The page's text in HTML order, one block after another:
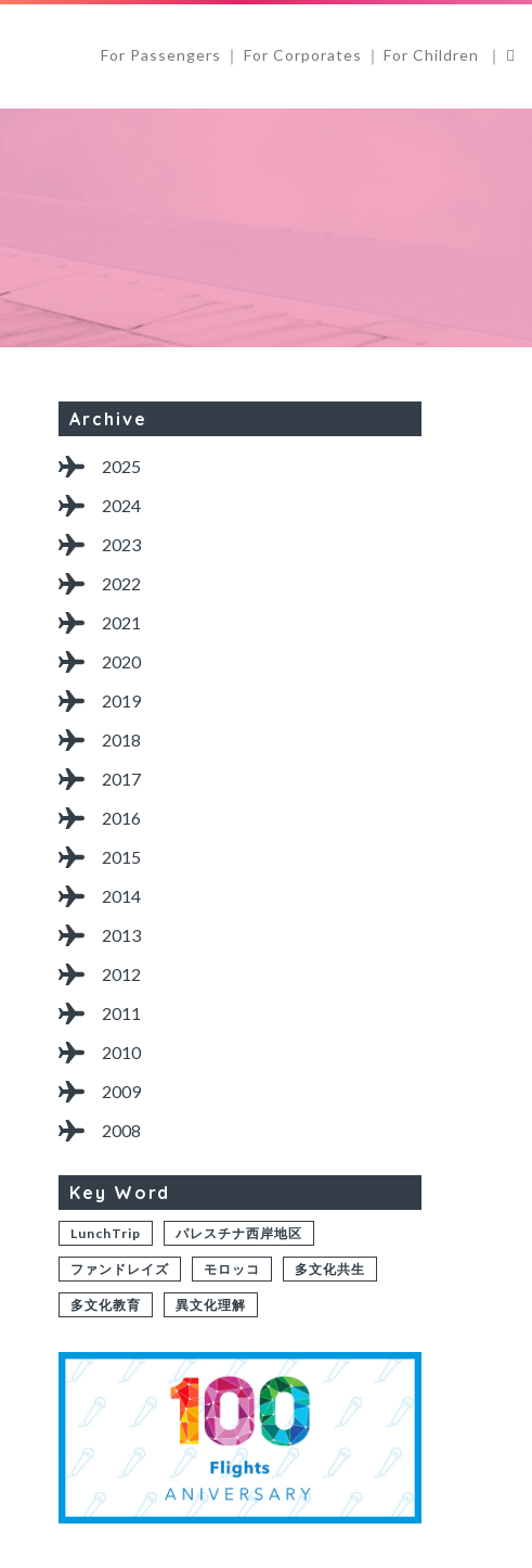
For Passengers For Corporates For Children
Archive
2025
2024
2023
2022
2021
2020
2019
2018
2017
2016
2015
2014
2013
2012
2011
2010
2009
2008
Key Word
LunchTrip パレスチナ西岸地区
ファンドレイズ モロッコ 多文化共生
多文化教育 異文化理解